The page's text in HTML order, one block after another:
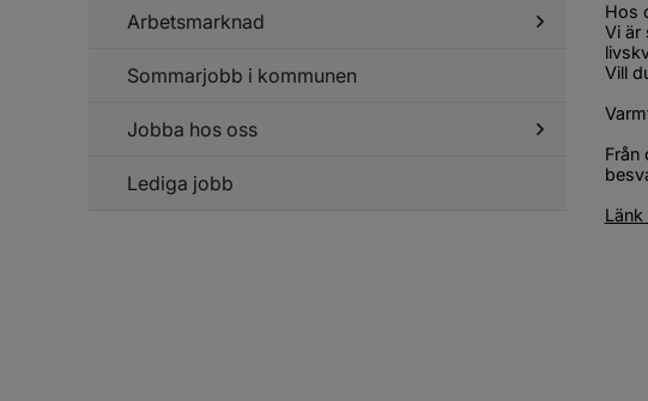
Upphandling
och
Undersidor
tillsyn
Arbetsmarknad
Undersidor
Sommarjobb i kommunen
Jobba hos oss
Undersidor
Lediga jobb
Hos
Vi är
Vill
Från
Länk